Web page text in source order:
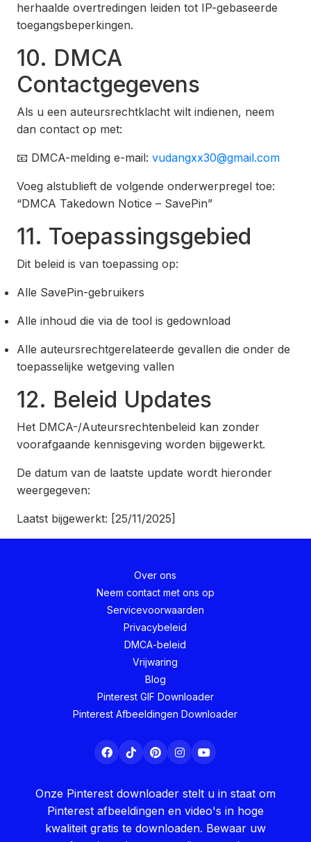
herhaalde overtredingen leiden tot IP-gebaseerde
toegangsbeperkingen.
10. DMCA
Contactgegevens
Als u een auteursrechtklacht wilt indienen, neem
dan contact op met:
📧 DMCA-melding e-mail: vudangxx30@gmail.com
Voeg alstublieft de volgende onderwerpregel toe:
“DMCA Takedown Notice – SavePin”
11. Toepassingsgebied
Dit beleid is van toepassing op:
Alle SavePin-gebruikers
Alle inhoud die via de tool is gedownload
Alle auteursrechtgerelateerde gevallen die onder de
toepasselijke wetgeving vallen
12. Beleid Updates
Het DMCA-/Auteursrechtenbeleid kan zonder
voorafgaande kennisgeving worden bijgewerkt.
De datum van de laatste update wordt hieronder
weergegeven:
Laatst bijgewerkt: [25/11/2025]
Over ons
Neem contact met ons op
Servicevoorwaarden
Privacybeleid
DMCA-beleid
Vrijwaring
Blog
Pinterest GIF Downloader
Pinterest Afbeeldingen Downloader
Onze Pinterest downloader stelt u in staat om
Pinterest afbeeldingen en video's in hoge
kwaliteit gratis te downloaden. Bewaar uw